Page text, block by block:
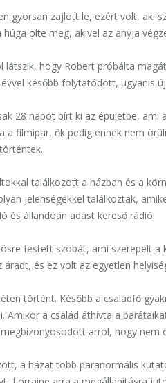
gyorsan zajlott le, ezért volt, aki
ölte meg, akivel az anyja
hogy Robert próbálta
később folytatódott, ugyanis
28 napot bírt ki az épületbe, ami
a filmipar, ők pedig ennek nem
találkozott a házban és a
jelenségekkel találkoztak,
és állandóan adást kereső rádió.
festett szobát, ami szerepelt
és ez volt az egyetlen
történt. Később a családfő
Amikor a család áthívta a
arról, hogy nem
a házat több paranormális